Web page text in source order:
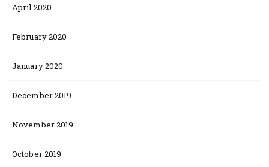
April 2020
February 2020
January 2020
December 2019
November 2019
October 2019